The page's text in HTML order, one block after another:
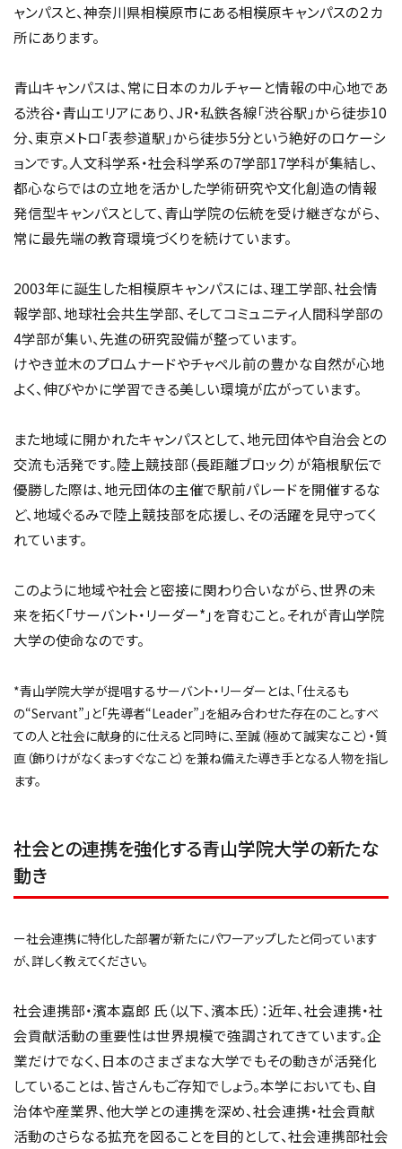
ャンパスと、神奈川県相模原市にある相模原キャンパスの２カ
所にあります。
青山キャンパスは、常に日本のカルチャーと情報の中心地であ
る渋谷・青山エリアにあり、JR・私鉄各線「渋谷駅」から徒歩10
分、東京メトロ「表参道駅」から徒歩5分という絶好のロケーシ
ョンです。人文科学系・社会科学系の7学部17学科が集結し、
都心ならではの立地を活かした学術研究や文化創造の情報
発信型キャンパスとして、青山学院の伝統を受け継ぎながら、
常に最先端の教育環境づくりを続けています。
2003年に誕生した相模原キャンパスには、理工学部、社会情
報学部、地球社会共生学部、そしてコミュニティ人間科学部の
4学部が集い、先進の研究設備が整っています。
けやき並木のプロムナードやチャペル前の豊かな自然が心地
よく、伸びやかに学習できる美しい環境が広がっています。
また地域に開かれたキャンパスとして、地元団体や自治会との
交流も活発です。陸上競技部（長距離ブロック）が箱根駅伝で
優勝した際は、地元団体の主催で駅前パレードを開催するな
ど、地域ぐるみで陸上競技部を応援し、その活躍を見守ってく
れています。
このように地域や社会と密接に関わり合いながら、世界の未
来を拓く「サーバント・リーダー*」を育むこと。それが青山学院
大学の使命なのです。
*青山学院大学が提唱するサーバント・リーダーとは、「仕えるも
の“Servant”」と「先導者“Leader”」を組み合わせた存在のこと。すべ
ての人と社会に献身的に仕えると同時に、至誠（極めて誠実なこと）・質
直（飾りけがなくまっすぐなこと）を兼ね備えた導き手となる人物を指し
ます。
社会との連携を強化する青山学院大学の新たな
動き
ー社会連携に特化した部署が新たにパワーアップしたと伺っています
が、詳しく教えてください。
社会連携部・濱本嘉郎 氏（以下、濱本氏）：近年、社会連携・社
会貢献活動の重要性は世界規模で強調されてきています。企
業だけでなく、日本のさまざまな大学でもその動きが活発化
していることは、皆さんもご存知でしょう。本学においても、自
治体や産業界、他大学との連携を深め、社会連携・社会貢献
活動のさらなる拡充を図ることを目的として、社会連携部社会